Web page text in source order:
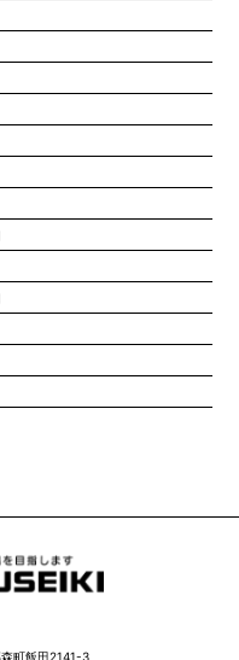
町飯田2141-3